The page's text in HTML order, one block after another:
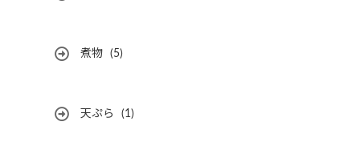
煮物 (5)
天ぷら (1)